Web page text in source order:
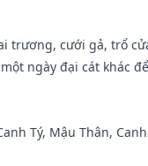
trương, cưới gả, trổ
ngày đại cát khác
Tý, Mậu Thân,